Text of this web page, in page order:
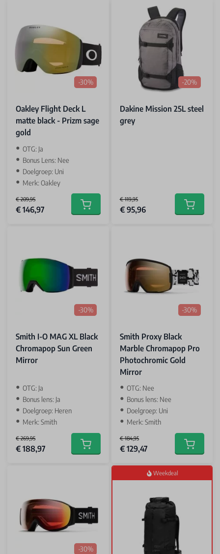
-30%
Oakley Flight Deck L
matte black - Prizm sage
gold
OTG: Ja
Bonus Lens: Nee
Doelgroep: Uni
Merk: Oakley
€ 209,95
Special Price
€ 146,97 Add to cart
-20%
Dakine Mission 25L steel
grey
€ 119,95
Special Price
€ 95,96 Add to
-30%
Smith I-O MAG XL Black
Chromapop Sun Green
Mirror
OTG: Ja
Bonus lens: Ja
Doelgroep: Heren
Merk: Smith
€ 269,95
Special Price
€ 188,97 Add to cart
-30%
Smith Proxy Black
Marble Chromapop Pro
Photochromic Gold
Mirror
OTG: Nee
Bonus lens: Nee
Doelgroep: Uni
Merk: Smith
€ 184,95
Special Price
€ 129,47 Add to
-30%
Weekdeal